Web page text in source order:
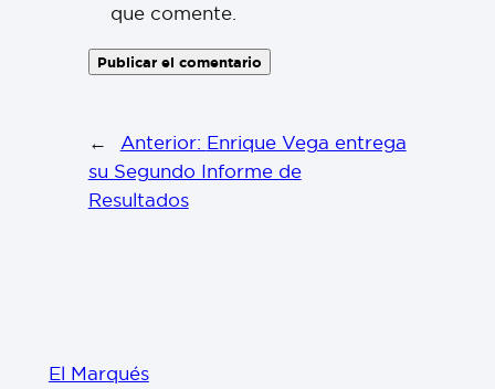
que comente.
← Anterior: Enrique Vega entrega
su Segundo Informe de
Resultados
El Marqués